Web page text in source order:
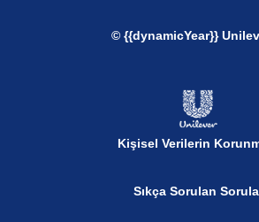
Kişisel Verilerin
Sıkça Sorulan
© {{dynamicYear}}